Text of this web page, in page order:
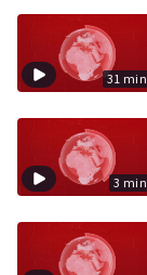
31 min
3 min